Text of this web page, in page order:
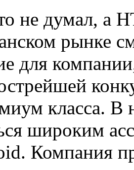
не думал, а
рынке
для
класса.
широким
Компания